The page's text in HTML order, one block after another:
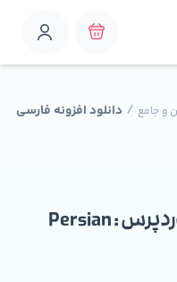
و جامع / دانلود افزونه فارسی
دانلود افزونه فارسی ساز وردپرس : Persian